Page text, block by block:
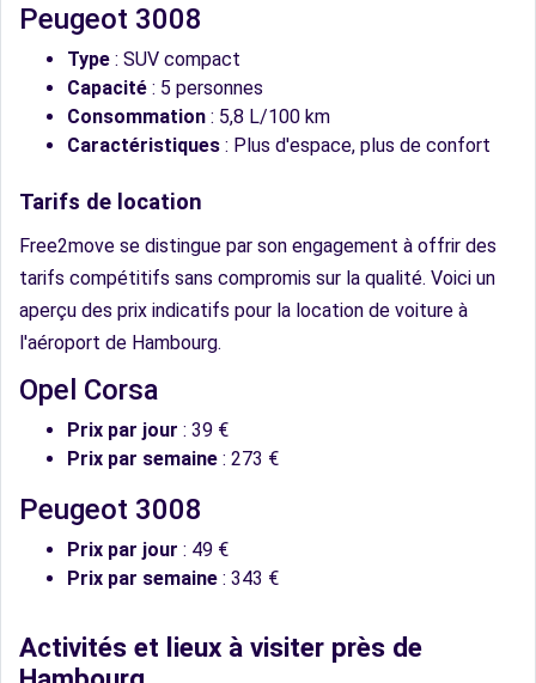
Peugeot 3008
Type : SUV compact
Capacité : 5 personnes
Consommation : 5,8 L/100 km
Caractéristiques : Plus d'espace, plus de confort
Tarifs de location
Free2move se distingue par son engagement à offrir des
tarifs compétitifs sans compromis sur la qualité. Voici un
aperçu des prix indicatifs pour la location de voiture à
l'aéroport de Hambourg.
Opel Corsa
Prix par jour : 39 €
Prix par semaine : 273 €
Peugeot 3008
Prix par jour : 49 €
Prix par semaine : 343 €
Activités et lieux à visiter près de